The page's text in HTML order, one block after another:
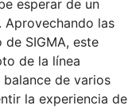
esperar de un
las
SIGMA, este
de la línea
de varios
la experiencia de